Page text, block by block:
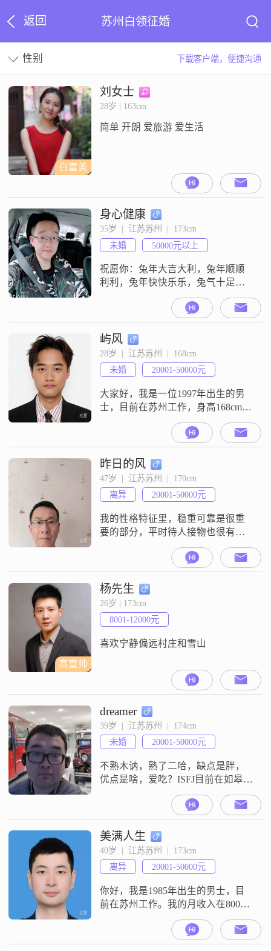
返回 苏州白领征婚
性别 下载客户端，便捷沟通
白富美
刘女士
28岁 | 163cm
简单 开朗 爱旅游 爱生活
身心健康
35岁  |  江苏苏州  |  173cm
未婚
50000元以上
祝愿你：兔年大吉大利，兔年顺顺
利利，兔年快快乐乐，兔气十足十
足，兔年富富满堂，兔年财源广
进，兔年步步高升，兔年梦想成
真！
屿风
28岁  |  江苏苏州  |  168cm
未婚
20001-50000元
大家好，我是一位1997年出生的男
士，目前在苏州工作，身高168cm。
我的月收入在12001到20000元之
间，学历是大专。我性格乐观积
极，责任感强，随和易相处。我喜
欢活在当下，努力平衡工作与生
活。平时，我热衷于自我提升，不
断学习新知识和技能。在业余时
间，我喜欢玩电子游戏，这让我感
到放松和快乐。此外，我还是一名
健身增肌
昨日的风
47岁  |  江苏苏州  |  170cm
离异
20001-50000元
我的性格特征里，稳重可靠是很重
要的部分，平时待人接物也很有耐
心，比较包容。在感情里，我觉得
真诚相待是基础，两个人相处需要
包容理解，也要相互尊重。沟通的
时候，我希望我们是平等的状态，
能好好交流。我现在想找一位合适
的女士，期待能遇到那个合拍的
人，一起好好相处，往后的日子互
相陪伴，共同经营生活。
高富帅
杨先生
26岁 | 173cm
8001-12000元
喜欢宁静偏远村庄和雪山
dreamer
39岁  |  江苏苏州  |  174cm
未婚
20001-50000元
不熟木讷，熟了二哈，缺点是胖，
优点是啥，爱吃？ISFJ目前在如皋，
早八晚五，周末双休
美满人生
40岁  |  江苏苏州  |  173cm
离异
20001-50000元
你好，我是1985年出生的男士，目
前在苏州工作。我的月收入在8001
到12000元之间，学历是硕士。我的
性格特征包括稳重可靠，责任感
强，耐心包容，勤俭节约。在相处